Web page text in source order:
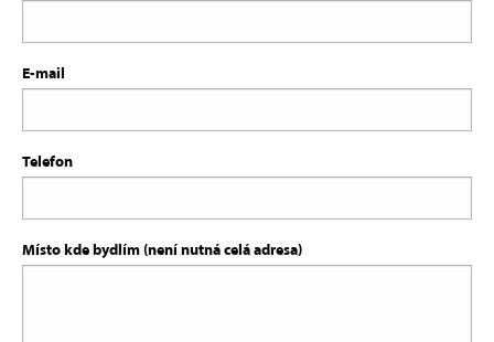
E-mail
Telefon
Místo kde bydlím (není nutná celá adresa)